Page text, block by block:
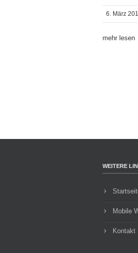
6. März
mehr lesen
WEITERE
Mobile
Kontakt